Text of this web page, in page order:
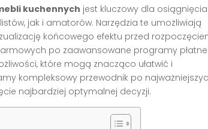
kuchennych jest kluczowy dla osiągnięcia
jak i amatorów. Narzędzia te umożliwiają
końcowego efektu przed
po zaawansowane programy
które mogą znacząco ułatwić i
kompleksowy przewodnik po
najbardziej optymalnej decyzji.